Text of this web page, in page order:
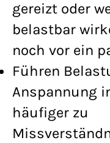
gereizt oder
belastbar
noch vor ein
Führen
Anspannung
häufiger zu